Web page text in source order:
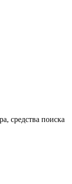
средства поиска